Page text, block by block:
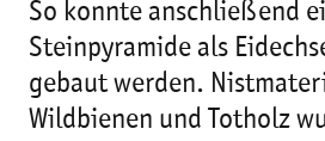
So konnte anschließend
Steinpyramide als
gebaut werden.
Wildbienen und Totholz